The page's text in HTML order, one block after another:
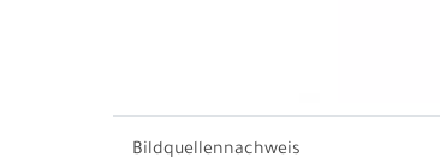
Bildquellennachweis